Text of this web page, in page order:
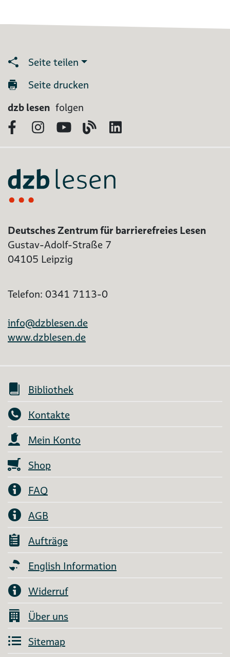
Seite teilen
Seite drucken
dzb lesen folgen
FacebookInstagram
YouTubeBlog
Deutsches Zentrum für barrierefreies Lesen
Gustav-Adolf-Straße 7
04105 Leipzig
Telefon: 0341 7113-0
info@dzblesen.de
www.dzblesen.de
Bibliothek
Kontakte
Mein Konto
Shop
FAQ
AGB
Aufträge
English Information
Widerruf
Über uns
Sitemap